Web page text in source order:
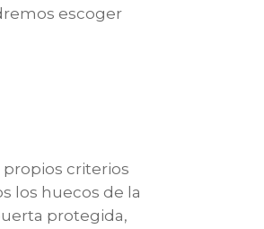
escoger
criterios
los huecos de la
protegida,